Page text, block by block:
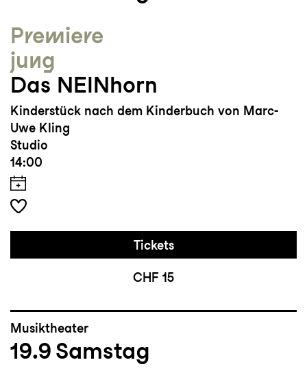
Premiere
jung
Das NEINhorn
Kinderstück nach dem Kinderbuch von Marc-
Uwe Kling
Studio
14:00
Tickets
CHF 15
Musiktheater
19.9 Samstag